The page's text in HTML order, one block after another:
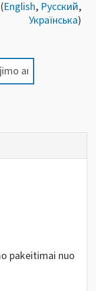
English, Русский,
Українська)
pakeitimai nuo